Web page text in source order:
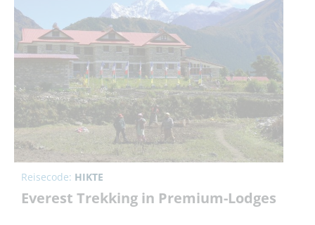
Reisecode: HIKTE
Everest Trekking in Premium-Lodges